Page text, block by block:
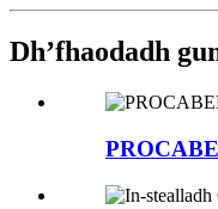
Dh’fhaodadh